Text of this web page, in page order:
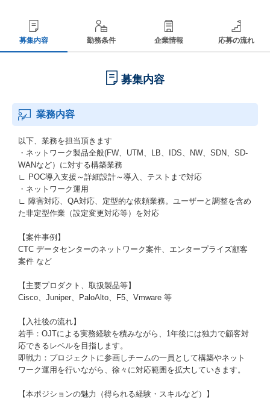
募集内容 勤務条件 企業情報 応募の流れ
募集内容
業務内容
以下、業務を担当頂きます
・ネットワーク製品全般(FW、UTM、LB、IDS、NW、SDN、SD-
WANなど）に対する構築業務
∟ POC導入支援～詳細設計～導入、テストまで対応
・ネットワーク運用
∟ 障害対応、QA対応、定型的な依頼業務。ユーザーと調整を含め
た非定型作業（設定変更対応等）を対応
【案件事例】
CTC データセンターのネットワーク案件、エンタープライズ顧客
案件 など
【主要プロダクト、取扱製品等】
Cisco、Juniper、PaloAlto、F5、Vmware 等
【入社後の流れ】
若手：OJTによる実務経験を積みながら、1年後には独力で顧客対
応できるレベルを目指します。
即戦力：プロジェクトに参画しチームの一員として構築やネット
ワーク運用を行いながら、徐々に対応範囲を拡大していきます。
【本ポジションの魅力（得られる経験・スキルなど）】